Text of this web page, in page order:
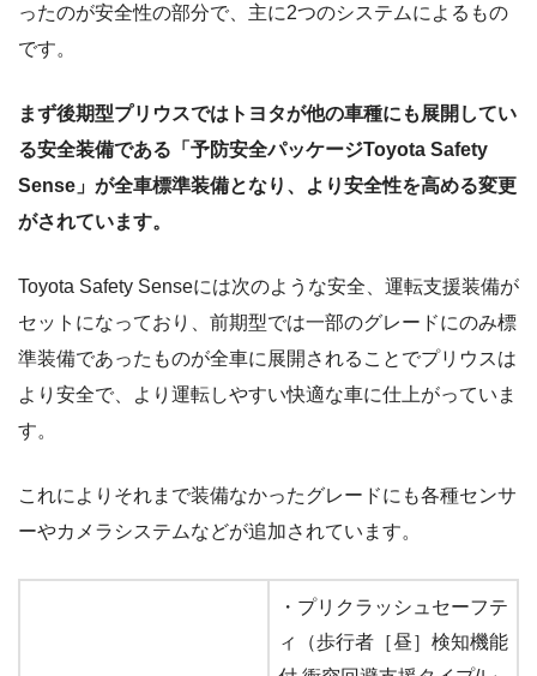
ったのが安全性の部分で、主に2つのシステムによるもの
です。
まず後期型プリウスではトヨタが他の車種にも展開してい
る安全装備である「予防安全パッケージToyota Safety
Sense」が全車標準装備となり、より安全性を高める変更
がされています。
Toyota Safety Senseには次のような安全、運転支援装備が
セットになっており、前期型では一部のグレードにのみ標
準装備であったものが全車に展開されることでプリウスは
より安全で、より運転しやすい快適な車に仕上がっていま
す。
これによりそれまで装備なかったグレードにも各種センサ
ーやカメラシステムなどが追加されています。
・プリクラッシュセーフテ
ィ（歩行者［昼］検知機能